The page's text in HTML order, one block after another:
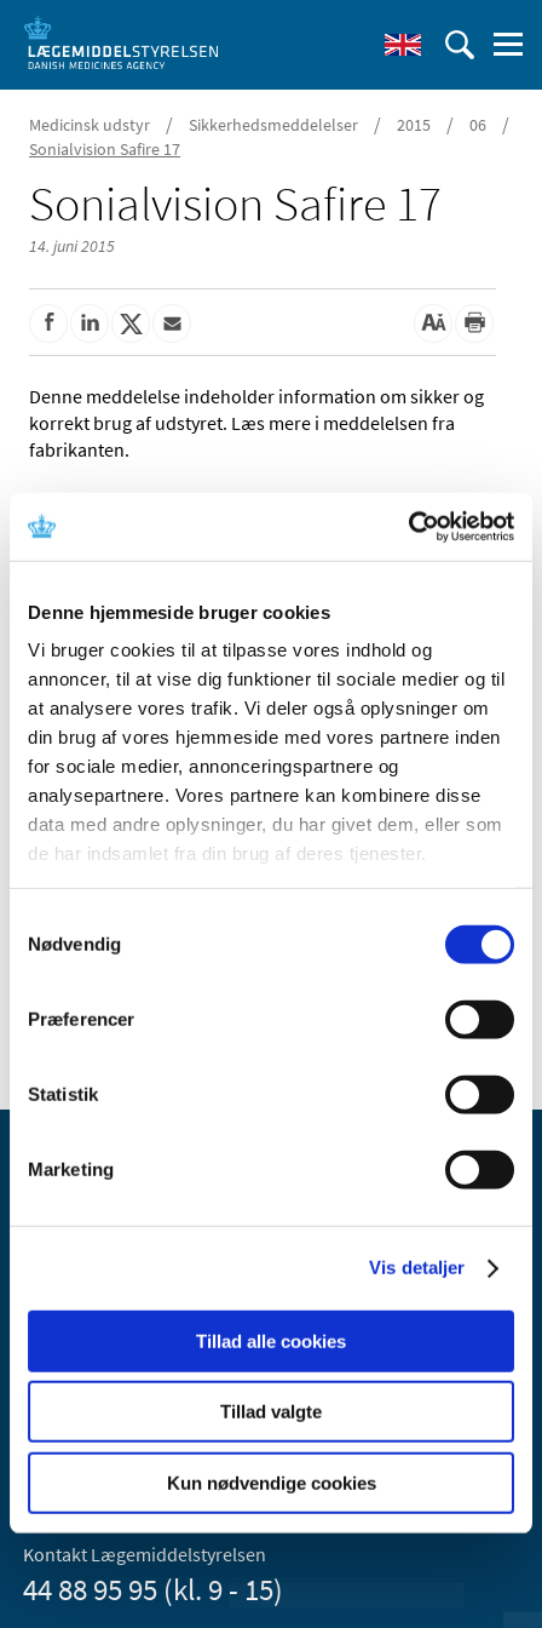
Denne hjemmeside bruger cookies
Vi bruger cookies til at tilpasse vores indhold og
annoncer, til at vise dig funktioner til sociale medier og til
at analysere vores trafik. Vi deler også oplysninger om
din brug af vores hjemmeside med vores partnere inden
for sociale medier, annonceringspartnere og
analysepartnere. Vores partnere kan kombinere disse
data med andre oplysninger, du har givet dem, eller som
de har indsamlet fra din brug af deres tjenester.
Nødvendig
Præferencer
Statistik
Marketing
Vis detaljer
Tillad alle cookies
Tillad valgte
Kun nødvendige cookies
Medicinsk udstyr / Sikkerhedsmeddelelser / 2015 / 06 /
Sonialvision Safire 17
Sonialvision Safire 17
14. juni 2015
Denne meddelelse indeholder information om sikker og
korrekt brug af udstyret. Læs mere i meddelelsen fra
fabrikanten.
Referencer
Produkt: Sonialvision Safire 17
Lægemiddelstyrelsens sagsnummer: 2015061941
Emner
Medicinsk udstyr
Relateret indhold
(pdf - 0,31
MB)
Lægemiddelstyrelsen
2300 København S
Lægemiddelstyrelsen er en del af
Sundheds- og Kirkeministeriet.
Kontakt Lægemiddelstyrelsen
44 88 95 95 (kl. 9 - 15)